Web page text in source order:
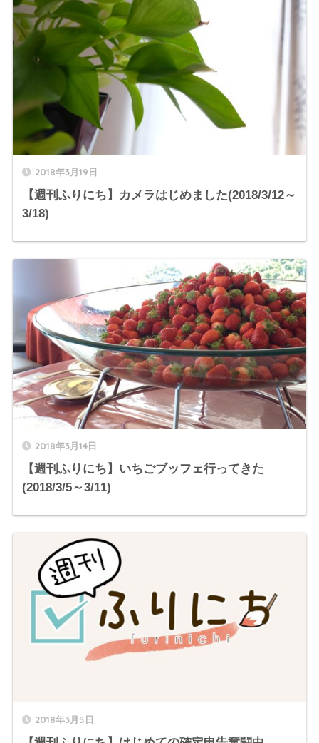
2018年3月19日
【週刊ふりにち】カメラはじめました(2018/3/12～
3/18)
2018年3月14日
【週刊ふりにち】いちごブッフェ行ってきた
(2018/3/5～3/11)
2018年3月5日